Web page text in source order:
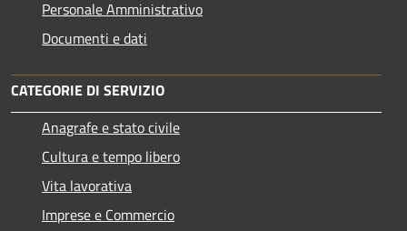
Personale Amministrativo
Documenti e dati
CATEGORIE DI SERVIZIO
Anagrafe e stato civile
Cultura e tempo libero
Vita lavorativa
Imprese e Commercio